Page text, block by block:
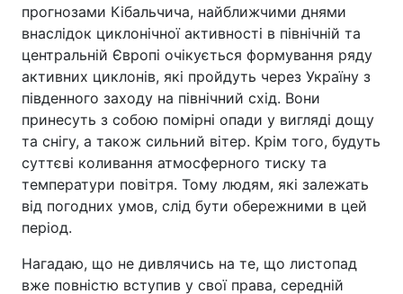
прогнозами Кібальчича, найближчими днями
внаслідок циклонічної активності в північній та
центральній Європі очікується формування ряду
активних циклонів, які пройдуть через Україну з
південного заходу на північний схід. Вони
принесуть з собою помірні опади у вигляді дощу
та снігу, а також сильний вітер. Крім того, будуть
суттєві коливання атмосферного тиску та
температури повітря. Тому людям, які залежать
від погодних умов, слід бути обережними в цей
період.
Нагадаю, що не дивлячись на те, що листопад
вже повністю вступив у свої права, середній